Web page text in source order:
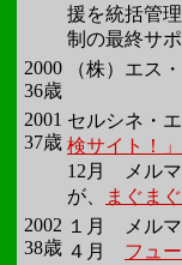
援を統括管
制の最終サ
2000
36歳
（株）エス
2001
37歳
セルシネ・
検サイト！」
12月 メル
が、
まぐまぐ
2002
38歳
１月 メル
４月 フュ